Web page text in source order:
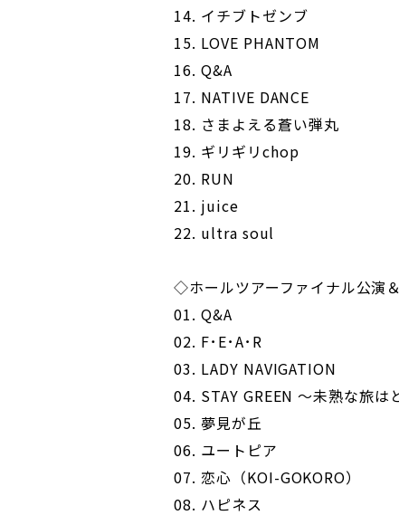
14. イチブトゼンブ
15. LOVE PHANTOM
16. Q&A
17. NATIVE DANCE
18. さまよえる蒼い弾丸
19. ギリギリchop
20. RUN
21. juice
22. ultra soul
◇ホールツアーファイナル公演
01. Q&A
02. F･E･A･R
03. LADY NAVIGATION
04. STAY GREEN ～未熟な旅は
05. 夢見が丘
06. ユートピア
07. 恋心（KOI-GOKORO）
08. ハピネス